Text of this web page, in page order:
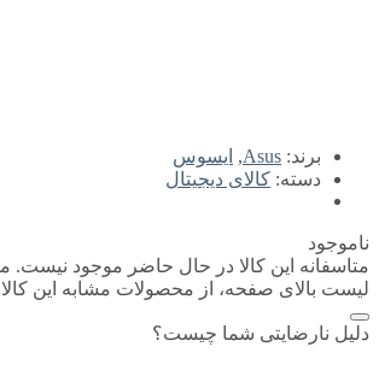
برند: Asus
, ایسوس
دسته: کالای دیجیتال
ناموجود
متاسفانه این کالا در حال حاضر موجود نیست.
لیست بالای صفحه، از محصولات مشابه این کالا
دلیل نارضایتی شما چیست؟